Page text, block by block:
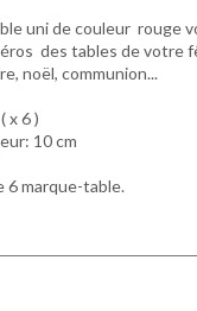
uni de couleur rouge
des tables de votre
noël, communion...
x 6 )
10 cm
6 marque-table.